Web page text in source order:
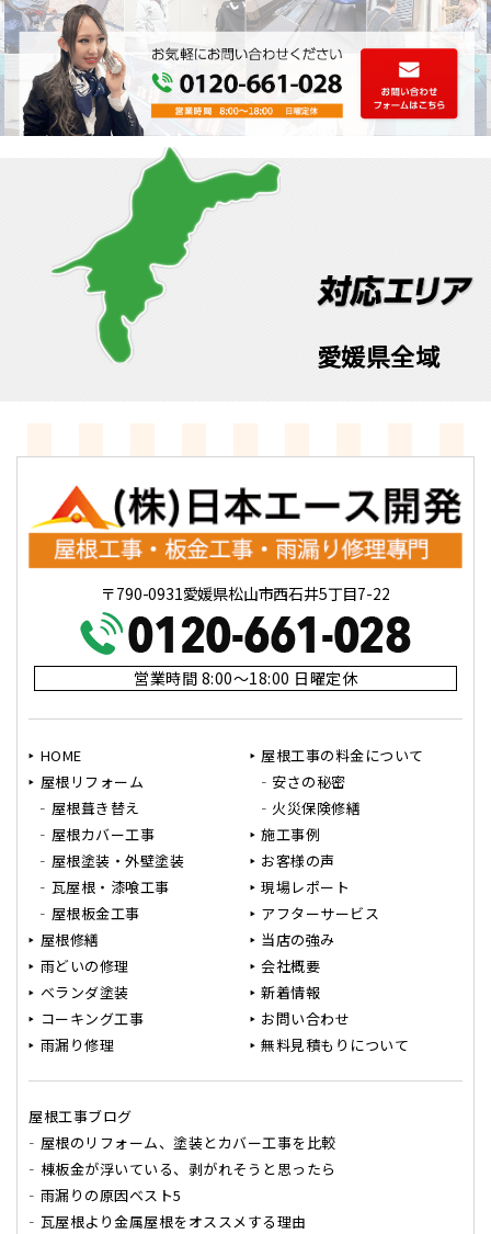
愛媛県全域
〒790-0931愛媛県松山市西石井5丁目7-22
営業時間 8:00～18:00 日曜定休
HOME
屋根リフォーム
屋根葺き替え
屋根カバー工事
屋根塗装・外壁塗装
瓦屋根・漆喰工事
屋根板金工事
屋根修繕
雨どいの修理
ベランダ塗装
コーキング工事
雨漏り修理
屋根工事の料金について
安さの秘密
火災保険修繕
施工事例
お客様の声
現場レポート
アフターサービス
当店の強み
会社概要
新着情報
お問い合わせ
無料見積もりについて
屋根工事ブログ
屋根のリフォーム、塗装とカバー工事を比較
棟板金が浮いている、剥がれそうと思ったら
雨漏りの原因ベスト5
瓦屋根より金属屋根をオススメする理由